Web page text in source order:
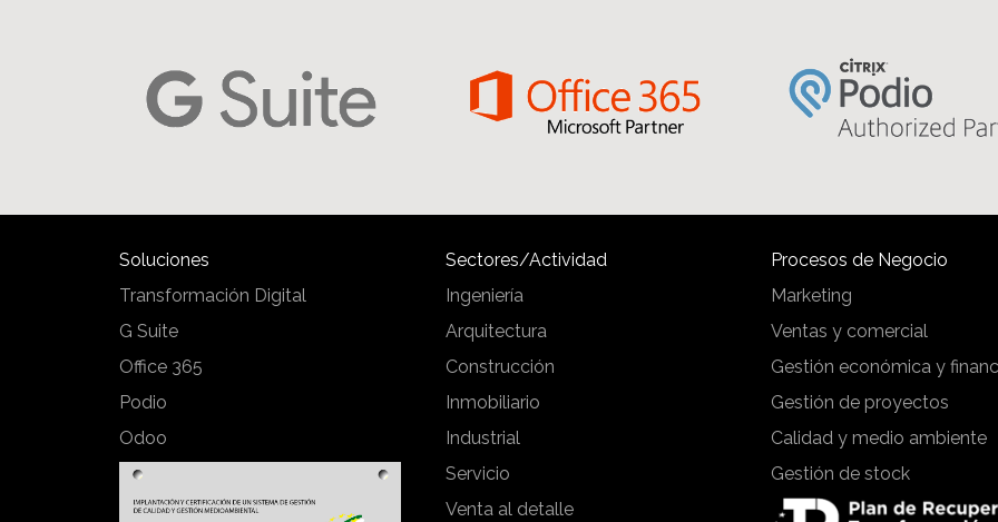
Soluciones
Transformación Digital
G Suite
Office 365
Podio
Odoo
Sectores/Actividad
Ingeniería
Arquitectura
Construcción
Inmobiliario
Industrial
Servicio
Venta al detalle
Procesos de Negocio
Marketing
Ventas y comercial
Gestión económica y
Gestión de proyectos
Calidad y medio ambiente
Gestión de stock